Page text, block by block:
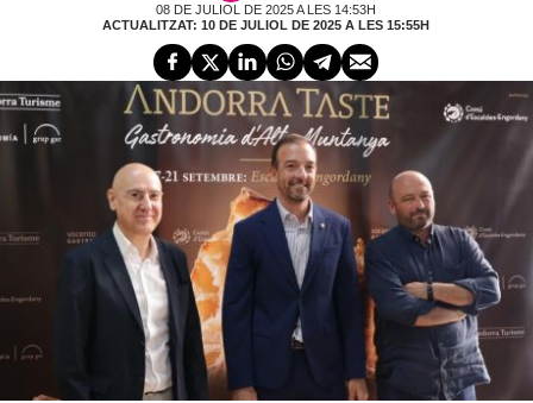
08 DE JULIOL DE 2025 A LES 14:53H
ACTUALITZAT: 10 DE JULIOL DE 2025 A LES 15:55H